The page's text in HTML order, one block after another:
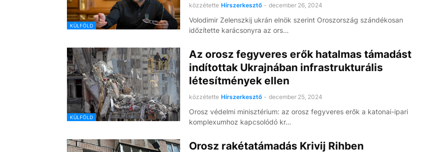
KÜLFÖLD
közzétette Hírszerkesztő - december 26, 2024
Volodimir Zelenszkij ukrán elnök szerint Oroszország szándékosan
időzítette karácsonyra az ors…
KÜLFÖLD
Az orosz fegyveres erők hatalmas támadást
indítottak Ukrajnában infrastrukturális
létesítmények ellen
közzétette Hírszerkesztő - december 25, 2024
Orosz védelmi minisztérium: az orosz fegyveres erők a katonai-ipari
komplexumhoz kapcsolódó kr…
Orosz rakétatámadás Krivij Rihben